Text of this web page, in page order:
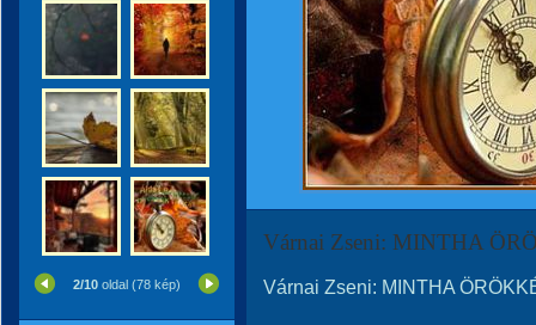
2/10 oldal (78 kép)
Várnai Zseni: MINTHA
Várnai Zseni: MINTHA